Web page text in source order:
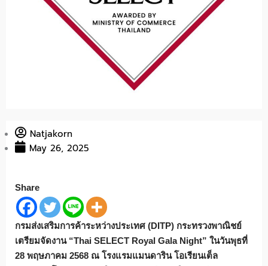
Natjakorn
May 26, 2025
Share
กรมส่งเสริมการค้าระหว่างประเทศ (DITP) กระทรวงพาณิชย์
เตรียมจัดงาน “Thai SELECT Royal Gala Night” ในวันพุธที่
28 พฤษภาคม 2568 ณ โรงแรมแมนดาริน โอเรียนเต็ล